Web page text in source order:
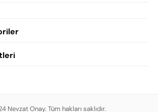
Erkek Klasik Ayakkabı
Erkek Günlük Ayakkabı
Nevzat Onay. Tüm hakları saklıdır.